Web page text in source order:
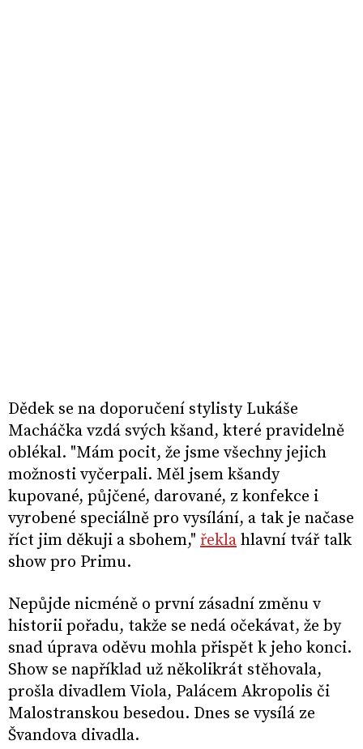
Dědek se na doporučení stylisty Lukáše
Macháčka vzdá svých kšand, které pravidelně
oblékal. "Mám pocit, že jsme všechny jejich
možnosti vyčerpali. Měl jsem kšandy
kupované, půjčené, darované, z konfekce i
vyrobené speciálně pro vysílání, a tak je načase
říct jim děkuji a sbohem," řekla hlavní tvář talk
show pro Primu.
Nepůjde nicméně o první zásadní změnu v
historii pořadu, takže se nedá očekávat, že by
snad úprava oděvu mohla přispět k jeho konci.
Show se například už několikrát stěhovala,
prošla divadlem Viola, Palácem Akropolis či
Malostranskou besedou. Dnes se vysílá ze
Švandova divadla.